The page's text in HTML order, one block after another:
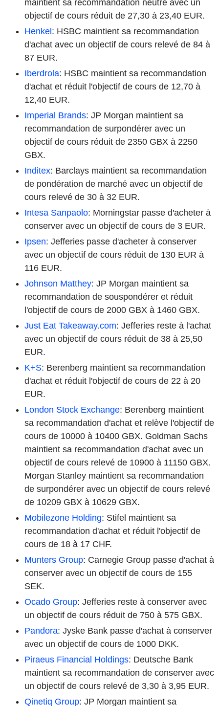
maintient sa recommandation neutre avec un
objectif de cours réduit de 27,30 à 23,40 EUR.
Henkel: HSBC maintient sa recommandation
d'achat avec un objectif de cours relevé de 84 à
87 EUR.
Iberdrola: HSBC maintient sa recommandation
d'achat et réduit l'objectif de cours de 12,70 à
12,40 EUR.
Imperial Brands: JP Morgan maintient sa
recommandation de surpondérer avec un
objectif de cours réduit de 2350 GBX à 2250
GBX.
Inditex: Barclays maintient sa recommandation
de pondération de marché avec un objectif de
cours relevé de 30 à 32 EUR.
Intesa Sanpaolo: Morningstar passe d'acheter à
conserver avec un objectif de cours de 3 EUR.
Ipsen: Jefferies passe d'acheter à conserver
avec un objectif de cours réduit de 130 EUR à
116 EUR.
Johnson Matthey: JP Morgan maintient sa
recommandation de souspondérer et réduit
l'objectif de cours de 2000 GBX à 1460 GBX.
Just Eat Takeaway.com: Jefferies reste à l'achat
avec un objectif de cours réduit de 38 à 25,50
EUR.
K+S: Berenberg maintient sa recommandation
d'achat et réduit l'objectif de cours de 22 à 20
EUR.
London Stock Exchange: Berenberg maintient
sa recommandation d'achat et relève l'objectif de
cours de 10000 à 10400 GBX. Goldman Sachs
maintient sa recommandation d'achat avec un
objectif de cours relevé de 10900 à 11150 GBX.
Morgan Stanley maintient sa recommandation
de surpondérer avec un objectif de cours relevé
de 10209 GBX à 10629 GBX.
Mobilezone Holding: Stifel maintient sa
recommandation d'achat et réduit l'objectif de
cours de 18 à 17 CHF.
Munters Group: Carnegie Group passe d'achat à
conserver avec un objectif de cours de 155
SEK.
Ocado Group: Jefferies reste à conserver avec
un objectif de cours réduit de 750 à 575 GBX.
Pandora: Jyske Bank passe d'achat à conserver
avec un objectif de cours de 1000 DKK.
Piraeus Financial Holdings: Deutsche Bank
maintient sa recommandation de conserver avec
un objectif de cours relevé de 3,30 à 3,95 EUR.
Qinetiq Group: JP Morgan maintient sa